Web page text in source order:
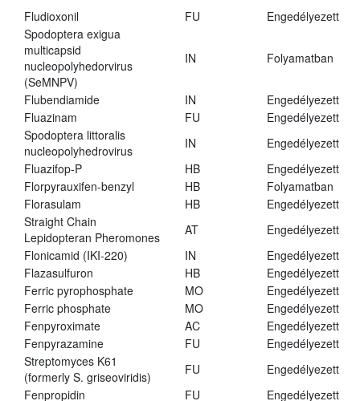
Fludioxonil FU
Engedélyezett
Spodoptera exigua
multicapsid
nucleopolyhedorvirus
(SeMNPV)
IN Folyamatban
Flubendiamide IN
Engedélyezett
Fluazinam
FU
Engedélyezett
Spodoptera littoralis
nucleopolyhedrovirus
IN
Engedélyezett
Fluazifop-P
HB
Engedélyezett
Florpyrauxifen-benzyl
HB
Folyamatban
Florasulam
HB
Engedélyezett
Straight Chain
Lepidopteran Pheromones
AT
Engedélyezett
Flonicamid (IKI-220)
IN
Engedélyezett
Flazasulfuron
HB
Engedélyezett
Ferric pyrophosphate
MO
Engedélyezett
Ferric phosphate
MO
Engedélyezett
Fenpyroximate
AC
Engedélyezett
Fenpyrazamine
FU
Engedélyezett
Streptomyces K61
(formerly S. griseoviridis)
FU
Engedélyezett
Fenpropidin
FU Engedélyezett